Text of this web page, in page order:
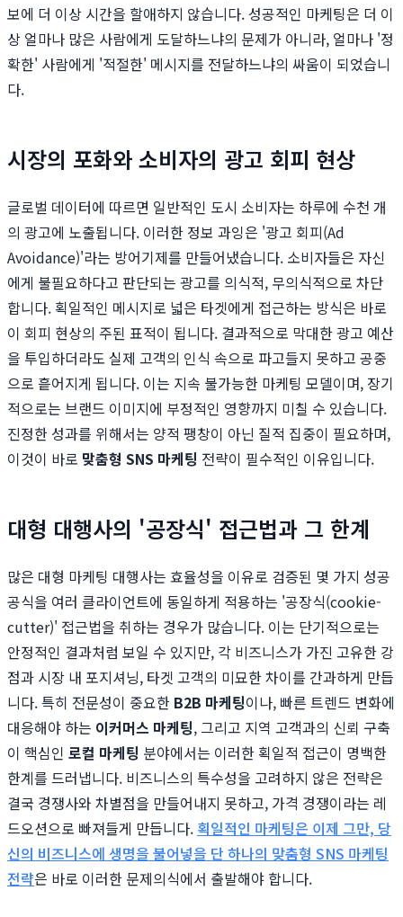
보에 더 이상 시간을 할애하지 않습니다. 성공적인 마케팅은 더 이
상 얼마나 많은 사람에게 도달하느냐의 문제가 아니라, 얼마나 '정
확한' 사람에게 '적절한' 메시지를 전달하느냐의 싸움이 되었습니
다.
시장의 포화와 소비자의 광고 회피 현상
글로벌 데이터에 따르면 일반적인 도시 소비자는 하루에 수천 개
의 광고에 노출됩니다. 이러한 정보 과잉은 '광고 회피(Ad
Avoidance)'라는 방어기제를 만들어냈습니다. 소비자들은 자신
에게 불필요하다고 판단되는 광고를 의식적, 무의식적으로 차단
합니다. 획일적인 메시지로 넓은 타겟에게 접근하는 방식은 바로
이 회피 현상의 주된 표적이 됩니다. 결과적으로 막대한 광고 예산
을 투입하더라도 실제 고객의 인식 속으로 파고들지 못하고 공중
으로 흩어지게 됩니다. 이는 지속 불가능한 마케팅 모델이며, 장기
적으로는 브랜드 이미지에 부정적인 영향까지 미칠 수 있습니다.
진정한 성과를 위해서는 양적 팽창이 아닌 질적 집중이 필요하며,
이것이 바로 맞춤형 SNS 마케팅 전략이 필수적인 이유입니다.
대형 대행사의 '공장식' 접근법과 그 한계
많은 대형 마케팅 대행사는 효율성을 이유로 검증된 몇 가지 성공
공식을 여러 클라이언트에 동일하게 적용하는 '공장식(cookie-
cutter)' 접근법을 취하는 경우가 많습니다. 이는 단기적으로는
안정적인 결과처럼 보일 수 있지만, 각 비즈니스가 가진 고유한 강
점과 시장 내 포지셔닝, 타겟 고객의 미묘한 차이를 간과하게 만듭
니다. 특히 전문성이 중요한 B2B 마케팅이나, 빠른 트렌드 변화에
대응해야 하는 이커머스 마케팅, 그리고 지역 고객과의 신뢰 구축
이 핵심인 로컬 마케팅 분야에서는 이러한 획일적 접근이 명백한
한계를 드러냅니다. 비즈니스의 특수성을 고려하지 않은 전략은
결국 경쟁사와 차별점을 만들어내지 못하고, 가격 경쟁이라는 레
드오션으로 빠져들게 만듭니다. 획일적인 마케팅은 이제 그만, 당
신의 비즈니스에 생명을 불어넣을 단 하나의 맞춤형 SNS 마케팅
전략은 바로 이러한 문제의식에서 출발해야 합니다.